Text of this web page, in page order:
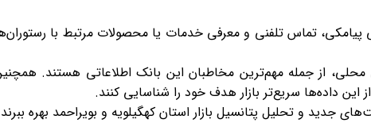
پیامکی، تماس تلفنی و معرفی خدمات یا محصولات مرتبط با
از جمله مهم‌ترین مخاطبان این بانک اطلاعاتی هستند.
این داده‌ها سریع‌تر بازار هدف خود را شناسایی کنند.
جدید و تحلیل پتانسیل بازار استان کهگیلویه و بویراحمد بهره